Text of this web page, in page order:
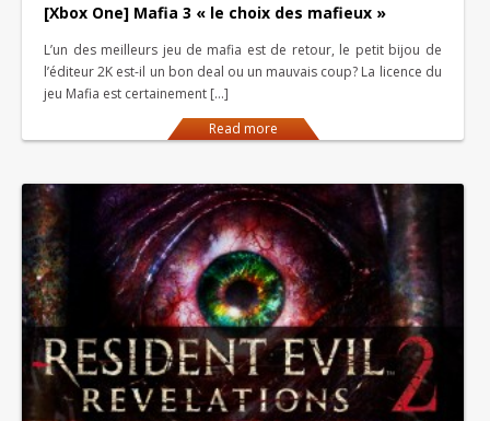
[Xbox One] Mafia 3 « le choix des mafieux »
L’un des meilleurs jeu de mafia est de retour, le petit bijou de
l’éditeur 2K est-il un bon deal ou un mauvais coup? La licence du
jeu Mafia est certainement […]
Read more